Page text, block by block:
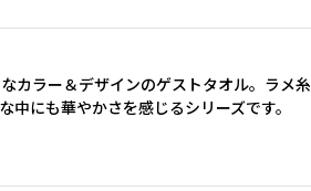
カラー＆デザインのゲストタオル。ラメ糸
にも華やかさを感じるシリーズです。